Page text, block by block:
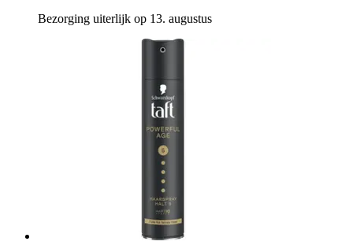
Bezorging uiterlijk op 13. augustus